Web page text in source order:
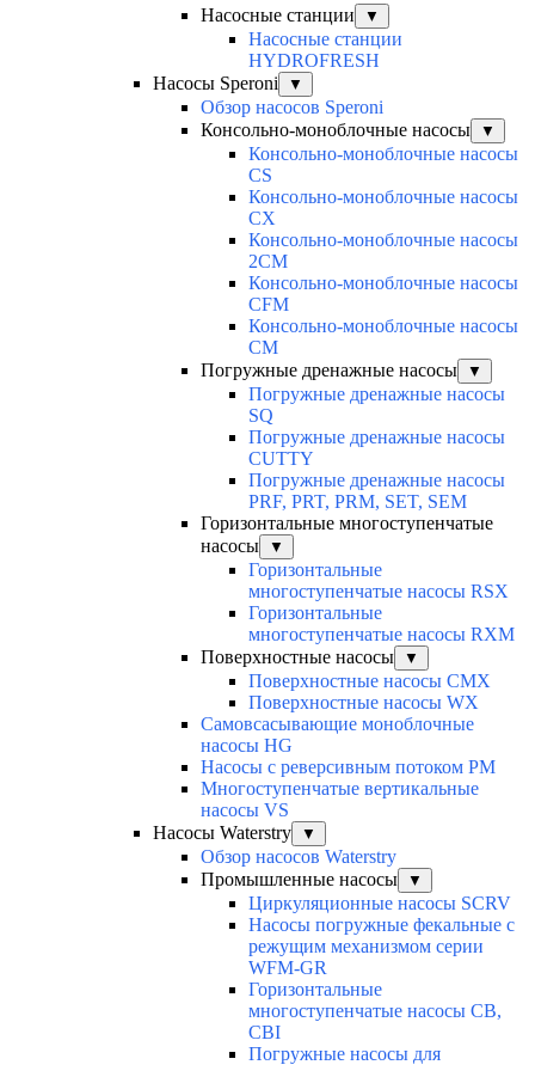
Насосные станции
▼
Насосные станции
HYDROFRESH
Насосы Speroni
▼
Обзор насосов Speroni
Консольно-моноблочные насосы
▼
Консольно-моноблочные насосы
CS
Консольно-моноблочные насосы
CX
Консольно-моноблочные насосы
2CM
Консольно-моноблочные насосы
CFM
Консольно-моноблочные насосы
CM
Погружные дренажные насосы
▼
Погружные дренажные насосы
SQ
Погружные дренажные насосы
CUTTY
Погружные дренажные насосы
PRF, PRT, PRM, SET, SEM
Горизонтальные многоступенчатые
насосы
▼
Горизонтальные
многоступенчатые насосы RSX
Горизонтальные
многоступенчатые насосы RXM
Поверхностные насосы
▼
Поверхностные насосы CMX
Поверхностные насосы WX
Самовсасывающие моноблочные
насосы HG
Насосы с реверсивным потоком PM
Многоступенчатые вертикальные
насосы VS
Насосы Waterstry
▼
Обзор насосов Waterstry
Промышленные насосы
▼
Циркуляционные насосы SCRV
Насосы погружные фекальные с
режущим механизмом серии
WFM-GR
Горизонтальные
многоступенчатые насосы CB,
CBI
Погружные насосы для